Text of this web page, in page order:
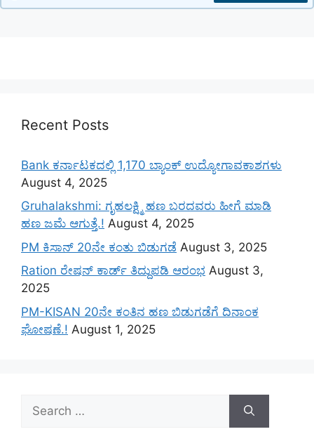
Recent Posts
Bank ಕರ್ನಾಟಕದಲ್ಲಿ 1,170 ಬ್ಯಾಂಕ್ ಉದ್ಯೋಗಾವಕಾಶಗಳು
August 4, 2025
Gruhalakshmi: ಗೃಹಲಕ್ಷ್ಮಿ ಹಣ ಬರದವರು ಹೀಗೆ ಮಾಡಿ
ಹಣ ಜಮೆ‌ ಆಗುತ್ತೆ.! August 4, 2025
PM ಕಿಸಾನ್ 20ನೇ ಕಂತು ಬಿಡುಗಡೆ August 3, 2025
Ration ರೇಷನ್ ಕಾರ್ಡ್ ತಿದ್ದುಪಡಿ ಆರಂಭ August 3,
2025
PM-KISAN 20ನೇ ಕಂತಿನ ಹಣ ಬಿಡುಗಡೆಗೆ ದಿನಾಂಕ
ಘೋಷಣೆ.! August 1, 2025
for: